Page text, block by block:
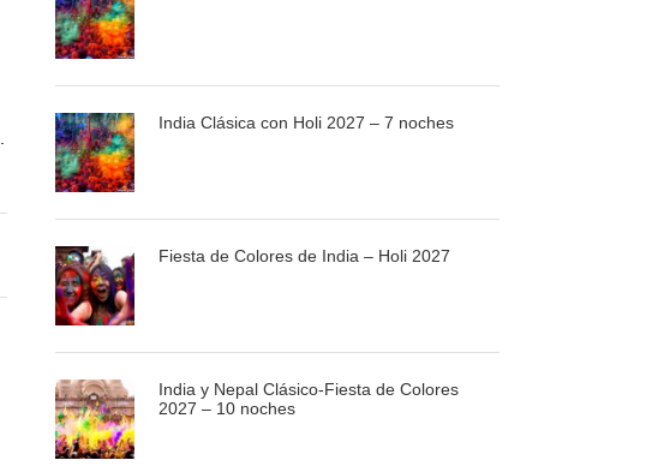
India Clásica con Holi 2027 – 7 noches
Fiesta de Colores de India – Holi 2027
India y Nepal Clásico-Fiesta de Colores
2027 – 10 noches